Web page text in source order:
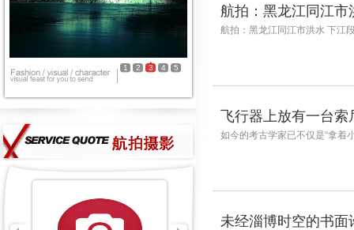
1 2 3 4 5
航拍：黑龙江同江
航拍：黑龙江同江市洪水 下江
飞行器上放有一台
如今的考古学家已不仅是“拿着
未经淄博时空的书面